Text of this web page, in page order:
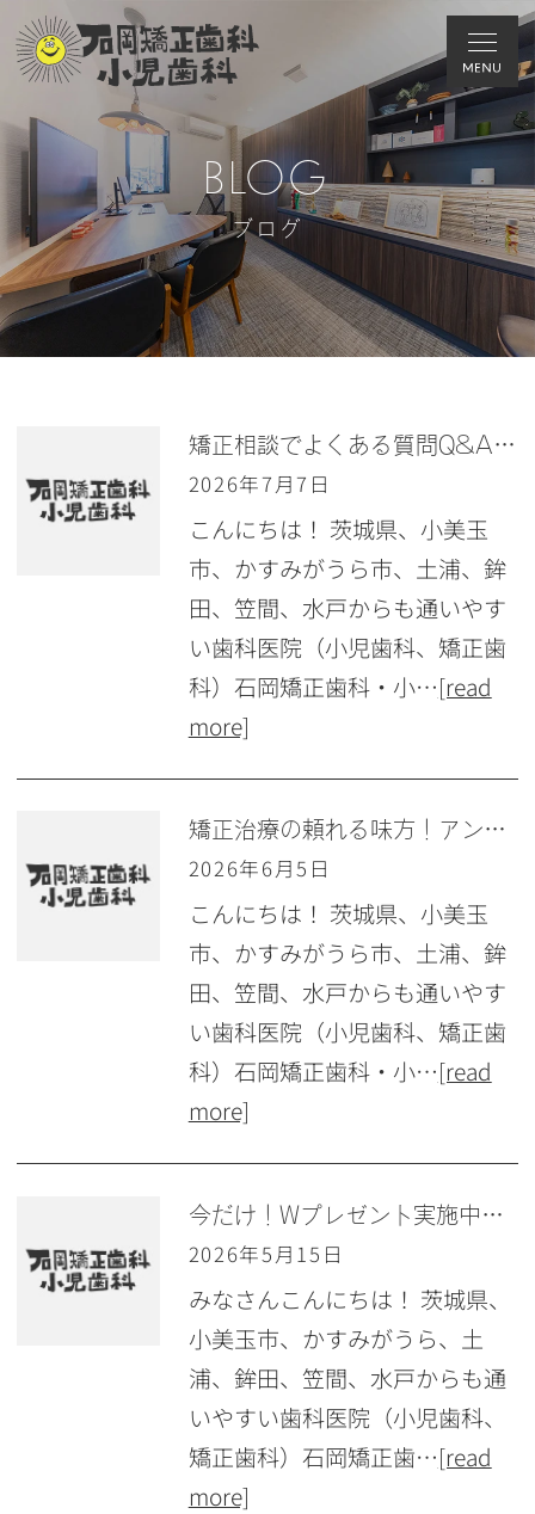
BLOG
ブログ
矯正相談でよくある質問Q&Aにお答えします！！！
2026年7月7日
こんにちは！ 茨城県、小美玉
市、かすみがうら市、土浦、鉾
田、笠間、水戸からも通いやす
い歯科医院（小児歯科、矯正歯
科）石岡矯正歯科・小…[read
more]
矯正治療の頼れる味方！アンカースクリュー（ISA）ってどんなもの？
2026年6月5日
こんにちは！ 茨城県、小美玉
市、かすみがうら市、土浦、鉾
田、笠間、水戸からも通いやす
い歯科医院（小児歯科、矯正歯
科）石岡矯正歯科・小…[read
more]
今だけ！Wプレゼント実施中！紹介キャンペーン開催♪
2026年5月15日
みなさんこんにちは！ 茨城県、
小美玉市、かすみがうら、土
浦、鉾田、笠間、水戸からも通
いやすい歯科医院（小児歯科、
矯正歯科）石岡矯正歯…[read
more]